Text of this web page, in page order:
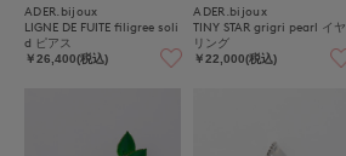
ADER.bijoux
LIGNE DE FUITE filigree soli
d ピアス
￥26,400(税込)
ADER.bijoux
TINY STAR grigri pearl イヤ
リング
￥22,000(税込)